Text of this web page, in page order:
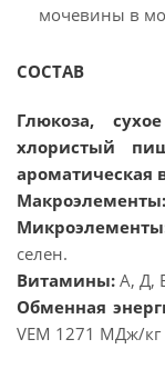
мочевины в
СОСТАВ
Глюкоза,
хлористый
ароматическая
Макроэлементы:
селен.
Витамины: А, Д,
Обменная
VEM 1271 МДж/кг